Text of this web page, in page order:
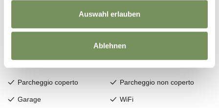
Auswahl erlauben
Ablehnen